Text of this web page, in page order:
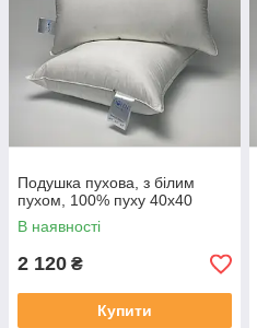
Подушка пухова, з білим
пухом, 100% пуху 40x40
В наявності
2 120 ₴
Купити